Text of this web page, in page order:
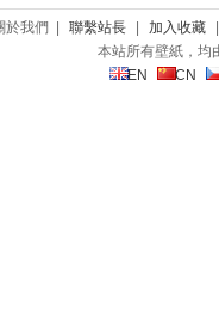
於我們 | 聯繫站長 加入收藏
本站所有壁紙，均
EN
CN